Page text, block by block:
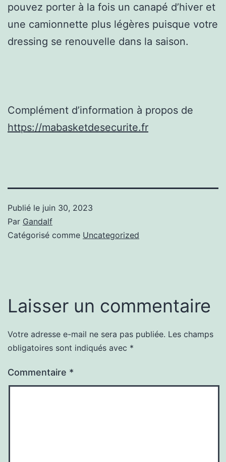
pouvez porter à la fois un canapé d’hiver et
une camionnette plus légères puisque votre
dressing se renouvelle dans la saison.
Complément d’information à propos de
https://mabasketdesecurite.fr
Publié le juin 30, 2023
Par Gandalf
Catégorisé comme Uncategorized
Laisser un commentaire
Votre adresse e-mail ne sera pas publiée. Les champs
obligatoires sont indiqués avec *
Commentaire *